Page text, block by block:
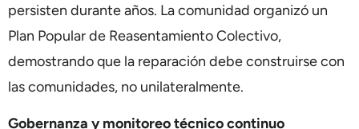
persisten durante años. La comunidad organizó un
Plan Popular de Reasentamiento Colectivo,
demostrando que la reparación debe construirse con
las comunidades, no unilateralmente.
Gobernanza y monitoreo técnico continuo